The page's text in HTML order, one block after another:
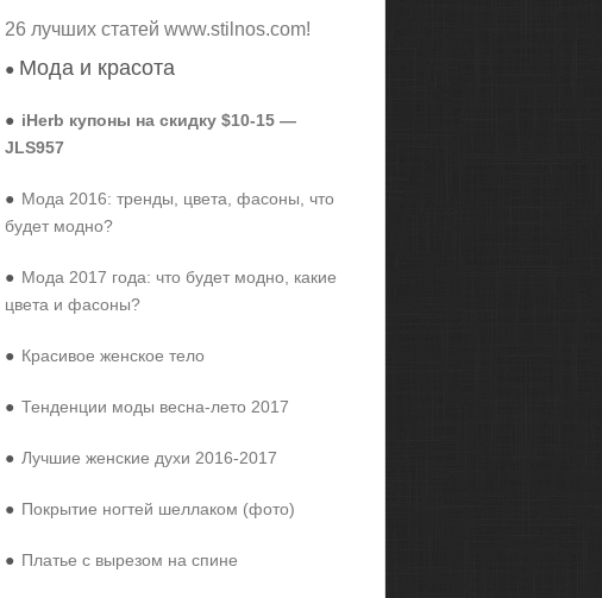
26 лучших статей www.stilnos.com!
● Мода и красота
● iHerb купоны на скидку $10-15 —
JLS957
● Мода 2016: тренды, цвета, фасоны, что
будет модно?
● Мода 2017 года: что будет модно, какие
цвета и фасоны?
● Красивое женское тело
● Тенденции моды весна-лето 2017
● Лучшие женские духи 2016-2017
● Покрытие ногтей шеллаком (фото)
● Платье с вырезом на спине